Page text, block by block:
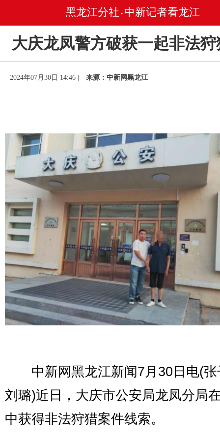
黑龙江分社 • 中新记者看龙江
大庆龙凤警方破获一起非法
2024年07月30日 14:46 | 来源：中新网黑龙江
中新网黑龙江新闻7月30日电(张
刘璐)近日，大庆市公安局龙凤分局
中获得非法狩猎案件线索。